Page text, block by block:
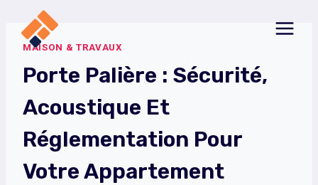
contenuMAISON & TRAVAUX
Porte Palière : Sécurité,
Acoustique Et
Réglementation Pour
Votre Appartement